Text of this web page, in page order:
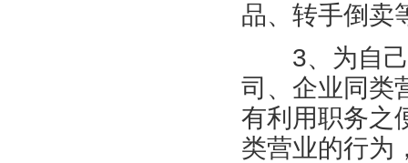
品、转手倒卖
3、为自己
司、企业同类
有利用职务之
类营业的行为